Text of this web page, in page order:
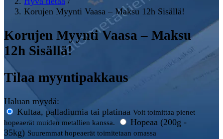
Korujen Myynti Vaasa – Maksu 12h Sisällä!
Korujen Myynti Vaasa – Maksu
12h Sisällä!
Tilaa myyntipakkaus
Haluan myydä:
Kultaa, palladiumia tai platinaa Voit toimittaa pienet
hopeaerät muiden metallien kanssa.
Hopeaa (200g -
35kg) Suuremmat hopeaerät toimitetaan omassa